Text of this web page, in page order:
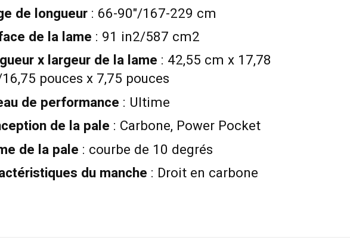
de longueur: 66-90"/167-229 cm
de la lame : 91 in2/587 cm2
x largeur de la lame : 42,55 cm x 17,78
pouces x 7,75 pouces
de performance : Ultime
de la pale : Carbone, Power Pocket
de la pale : courbe de 10 degrés
du manche : Droit en carbone